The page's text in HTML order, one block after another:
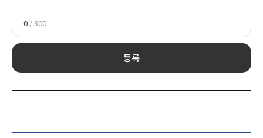
0 / 300
등록